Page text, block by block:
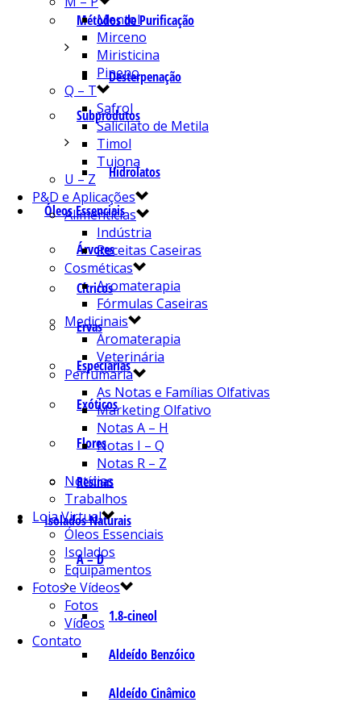
Métodos de Purificação
Desterpenação
Subprodutos
Hidrolatos
Óleos Essenciais
Árvores
Cítricos
Ervas
Especiarias
Exóticos
Flores
Resinas
Isolados Naturais
A – D
1.8-cineol
Aldeído Benzóico
Aldeído Cinâmico
Mentol
Mirceno
Miristicina
Pineno
Q – T
Safrol
Salicilato de Metila
Timol
Tujona
U – Z
P&D e Aplicações
Alimentícias
Indústria
Receitas Caseiras
Cosméticas
Aromaterapia
Fórmulas Caseiras
Medicinais
Aromaterapia
Veterinária
Perfumaria
As Notas e Famílias Olfativas
Marketing Olfativo
Notas A – H
Notas I – Q
Notas R – Z
Notícias
Trabalhos
Loja Virtual
Óleos Essenciais
Isolados
Equipamentos
Fotos e Vídeos
Fotos
Vídeos
Contato